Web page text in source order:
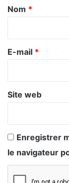
a
e
Nom *
E-mail *
Site web
Enregistrer
le navigateur